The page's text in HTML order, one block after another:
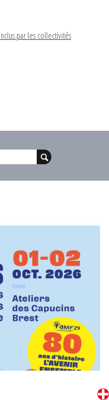
par les collectivités